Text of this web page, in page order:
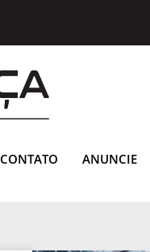
CONTATO ANUNCIE